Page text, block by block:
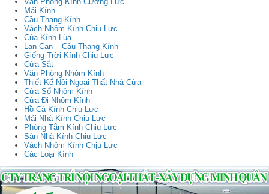
Mái Kính
Cầu Thang Kính
Vách Nhôm Kính Chịu Lực
Của Kính Lùa
Lan Can – Cầu Thang Kính
Giếng Trời Kính Chịu Lực
Cửa Sắt
Văn Phòng Nhôm Kính
Thiết Kế Nội Ngoại Thất Nhà Cửa
Cửa Sổ Nhôm Kính
Cửa Đi Nhôm Kính
Hồ Cá Kính Chịu Lực
Mái Nhà Kính Chịu Lực
Phòng Tắm Kính Chịu Lực
Sàn Nhà Kính Chịu Lực
Vách Nhôm Kính Chịu Lực
Các Loại Kính